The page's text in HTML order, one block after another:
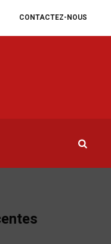
CONTACTEZ-NOUS
extraordinaire de